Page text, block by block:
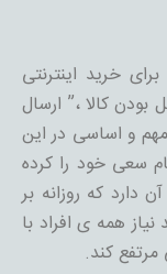
خرید اینترنتی
کالا ،” ارسال
و اساسی در این
سعی خود را کرده
دارد که روزانه بر
همه ی افراد با
کند.